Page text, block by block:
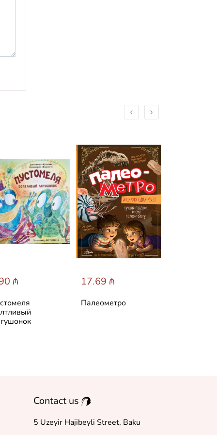
₼ 17.69 ₼
Палеометро
Contact us
5 Uzeyir Hajibeyli Street, Baku